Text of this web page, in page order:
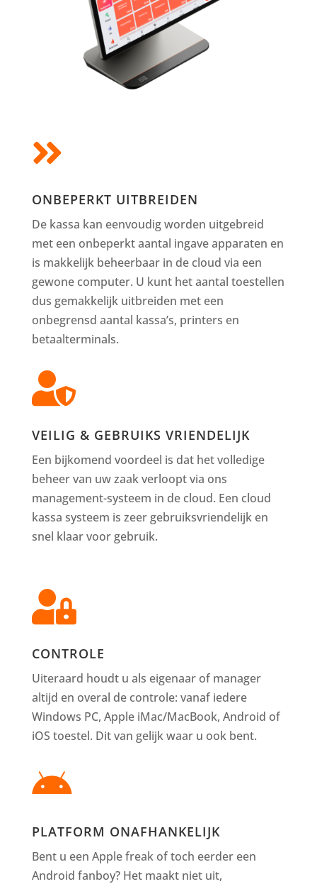

ONBEPERKT UITBREIDEN
De kassa kan eenvoudig worden uitgebreid
met een onbeperkt aantal ingave apparaten en
is makkelijk beheerbaar in de cloud via een
gewone computer. U kunt het aantal toestellen
dus gemakkelijk uitbreiden met een
onbegrensd aantal kassa’s, printers en
betaalterminals.

VEILIG & GEBRUIKS VRIENDELIJK
Een bijkomend voordeel is dat het volledige
beheer van uw zaak verloopt via ons
management-systeem in de cloud. Een cloud
kassa systeem is zeer gebruiksvriendelijk en
snel klaar voor gebruik.

CONTROLE
Uiteraard houdt u als eigenaar of manager
altijd en overal de controle: vanaf iedere
Windows PC, Apple iMac/MacBook, Android of
iOS toestel. Dit van gelijk waar u ook bent.

PLATFORM ONAFHANKELIJK
Bent u een Apple freak of toch eerder een
Android fanboy? Het maakt niet uit,